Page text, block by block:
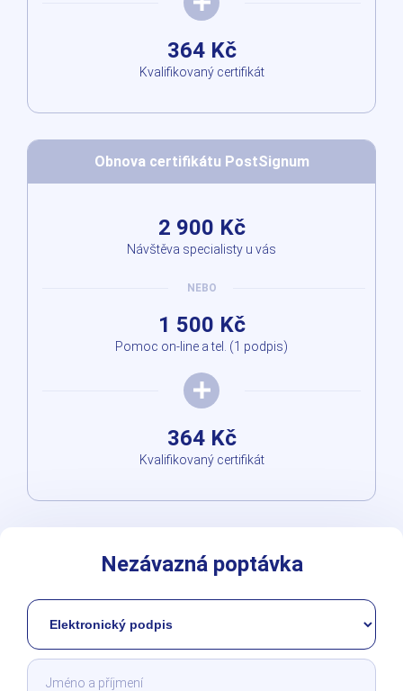
364 Kč
Kvalifikovaný certifikát
Obnova certifikátu PostSignum
2 900 Kč
Návštěva specialisty u vás
NEBO
1 500 Kč
Pomoc on-line a tel. (1 podpis)
364 Kč
Kvalifikovaný certifikát
Nezávazná poptávka